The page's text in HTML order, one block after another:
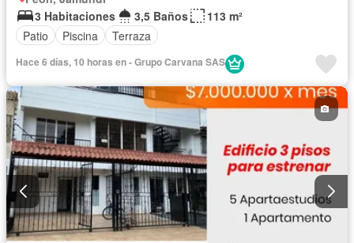
3 Habitaciones
3,5 Baños
113 m²
Patio
Piscina Terraza
Hace 6 días, 10 horas en - Grupo Carvana SAS